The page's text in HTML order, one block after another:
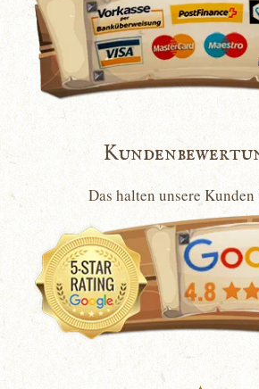
Das halten unsere Kunden